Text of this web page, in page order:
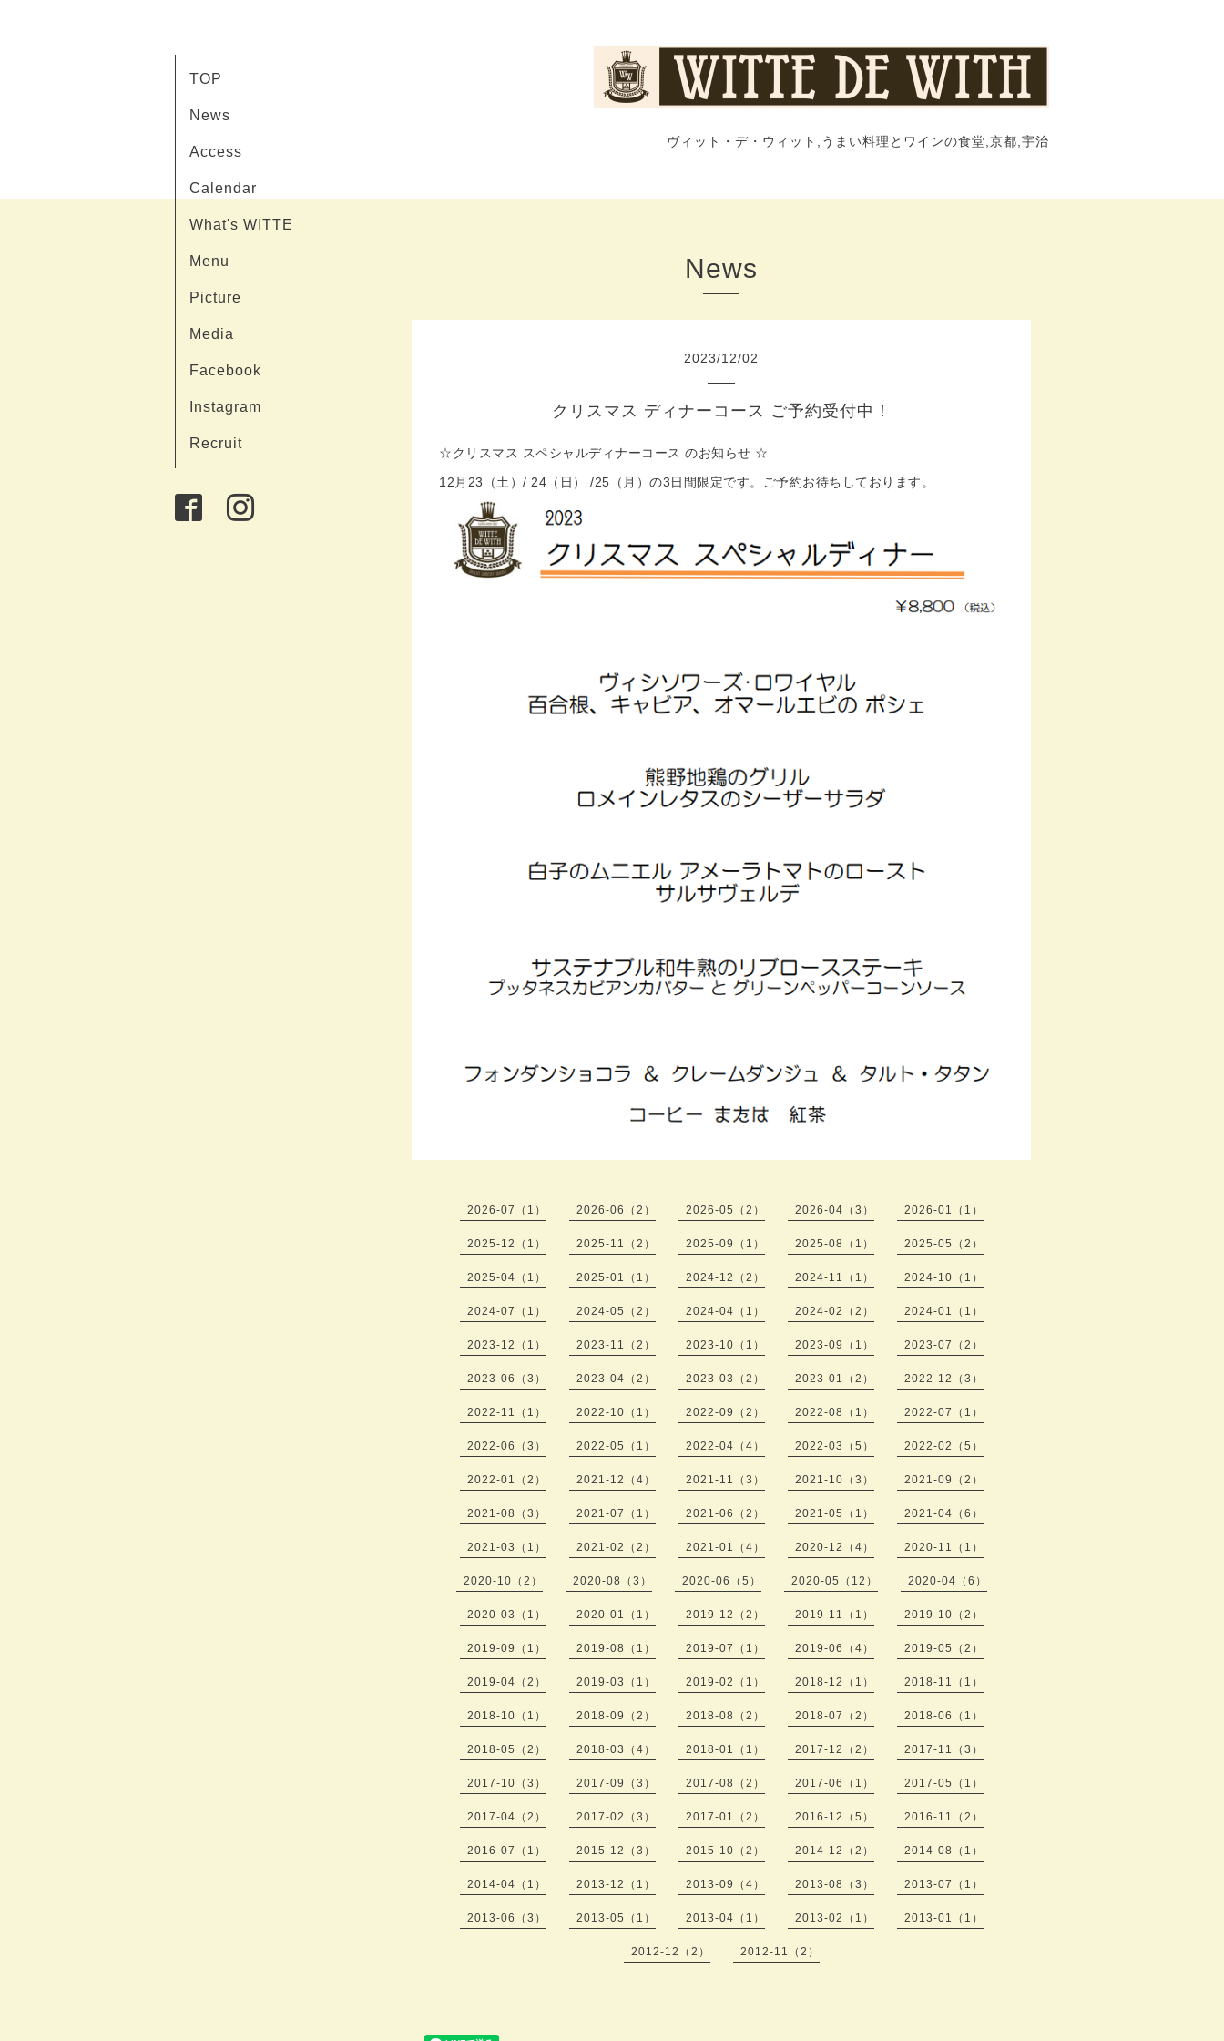
ヴィット・デ・ウィット,うまい料理とワインの食堂,京都,宇治
TOP
News
Access
Calendar
What's WITTE
Menu
Picture
Media
Facebook
Instagram
Recruit
News
2023/12/02
クリスマス ディナーコース ご予約受付中！
☆クリスマス スペシャルディナーコース のお知らせ ☆
12月23（土）/ 24（日） /25（月）の3日間限定です。ご予約お待ちしております。
2026-07（1） 2026-06（2） 2026-05（2） 2026-04（3） 2026-01（1）
2025-12（1） 2025-11（2） 2025-09（1） 2025-08（1） 2025-05（2）
2025-04（1） 2025-01（1） 2024-12（2） 2024-11（1） 2024-10（1）
2024-07（1） 2024-05（2） 2024-04（1） 2024-02（2） 2024-01（1）
2023-12（1） 2023-11（2） 2023-10（1） 2023-09（1） 2023-07（2）
2023-06（3） 2023-04（2） 2023-03（2） 2023-01（2） 2022-12（3）
2022-11（1） 2022-10（1） 2022-09（2） 2022-08（1） 2022-07（1）
2022-06（3） 2022-05（1） 2022-04（4） 2022-03（5） 2022-02（5）
2022-01（2） 2021-12（4） 2021-11（3） 2021-10（3） 2021-09（2）
2021-08（3） 2021-07（1） 2021-06（2） 2021-05（1） 2021-04（6）
2021-03（1） 2021-02（2） 2021-01（4） 2020-12（4） 2020-11（1）
2020-10（2） 2020-08（3） 2020-06（5） 2020-05（12） 2020-04（6）
2020-03（1） 2020-01（1） 2019-12（2） 2019-11（1） 2019-10（2）
2019-09（1） 2019-08（1） 2019-07（1） 2019-06（4） 2019-05（2）
2019-04（2） 2019-03（1） 2019-02（1） 2018-12（1） 2018-11（1）
2018-10（1） 2018-09（2） 2018-08（2） 2018-07（2） 2018-06（1）
2018-05（2） 2018-03（4） 2018-01（1） 2017-12（2） 2017-11（3）
2017-10（3） 2017-09（3） 2017-08（2） 2017-06（1） 2017-05（1）
2017-04（2） 2017-02（3） 2017-01（2） 2016-12（5） 2016-11（2）
2016-07（1） 2015-12（3） 2015-10（2） 2014-12（2） 2014-08（1）
2014-04（1） 2013-12（1） 2013-09（4） 2013-08（3） 2013-07（1）
2013-06（3） 2013-05（1） 2013-04（1） 2013-02（1） 2013-01（1）
2012-12（2） 2012-11（2）